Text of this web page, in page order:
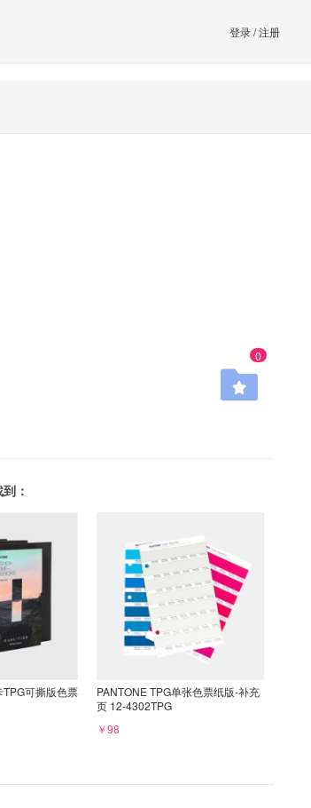
登录/注册
0
：
TPG可撕版色票
PANTONE TPG单张色票纸版-补充
页 12-4302TPG
￥98